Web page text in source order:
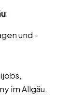
:
und -
im Allgäu.